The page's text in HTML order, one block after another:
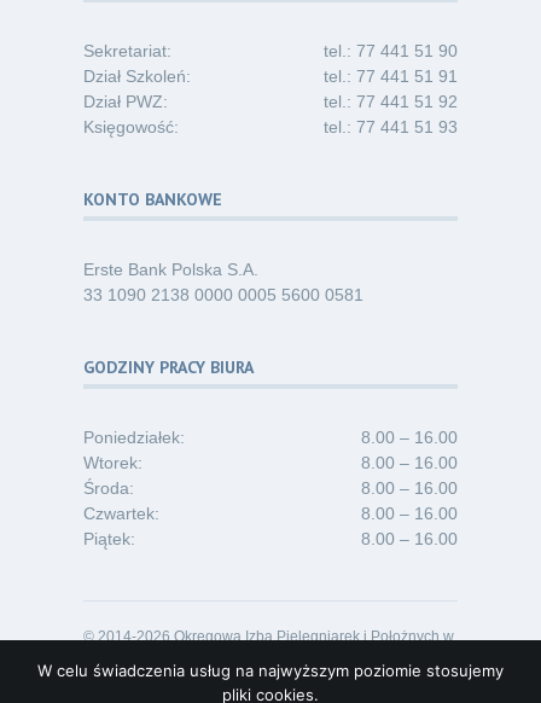
Kategoria:Komunikaty
Sekretariat:
tel.: 77 441 51 90
Dział Szkoleń:
tel.: 77 441 51 91
Dział PWZ:
tel.: 77 441 51 92
Księgowość:
tel.: 77 441 51 93
KONTO BANKOWE
Erste Bank Polska S.A.
33 1090 2138 0000 0005 5600 0581
GODZINY PRACY BIURA
Poniedziałek:
8.00 – 16.00
Wtorek:
8.00 – 16.00
Środa:
8.00 – 16.00
Czwartek:
8.00 – 16.00
Piątek:
8.00 – 16.00
© 2014-2026 Okręgowa Izba Pielęgniarek i Położnych w
Projekt i realizacja:Lideon.pl
W celu świadczenia usług na najwyższym poziomie stosujemy
pliki cookies.